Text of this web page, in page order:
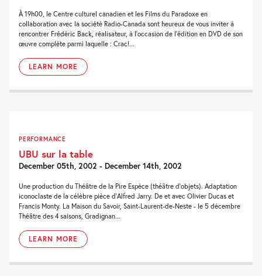
À 19h00, le Centre culturel canadien et les Films du Paradoxe en
collaboration avec la société Radio-Canada sont heureux de vous inviter à
rencontrer Frédéric Back, réalisateur, à l'occasion de l'édition en DVD de son
œuvre complète parmi laquelle : Crac!...
LEARN MORE
PERFORMANCE
UBU sur la table
December 05th, 2002 - December 14th, 2002
Une production du Théâtre de la Pire Espèce (théâtre d'objets). Adaptation
iconoclaste de la célèbre pièce d'Alfred Jarry. De et avec Olivier Ducas et
Francis Monty. La Maison du Savoir, Saint-Laurent-de-Neste - le 5 décembre
Théâtre des 4 saisons, Gradignan...
LEARN MORE